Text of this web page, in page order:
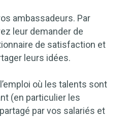
ambassadeurs. Par
leur demander de
de satisfaction et
leurs idées.
où les talents sont
(en particulier les
par vos salariés et